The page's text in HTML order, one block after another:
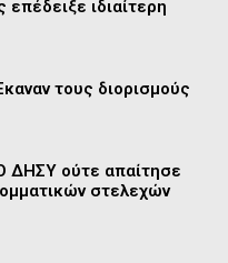
ιδιαίτερη
τους διορισμούς
ΔΗΣΥ ούτε απαίτησε
στελεχών